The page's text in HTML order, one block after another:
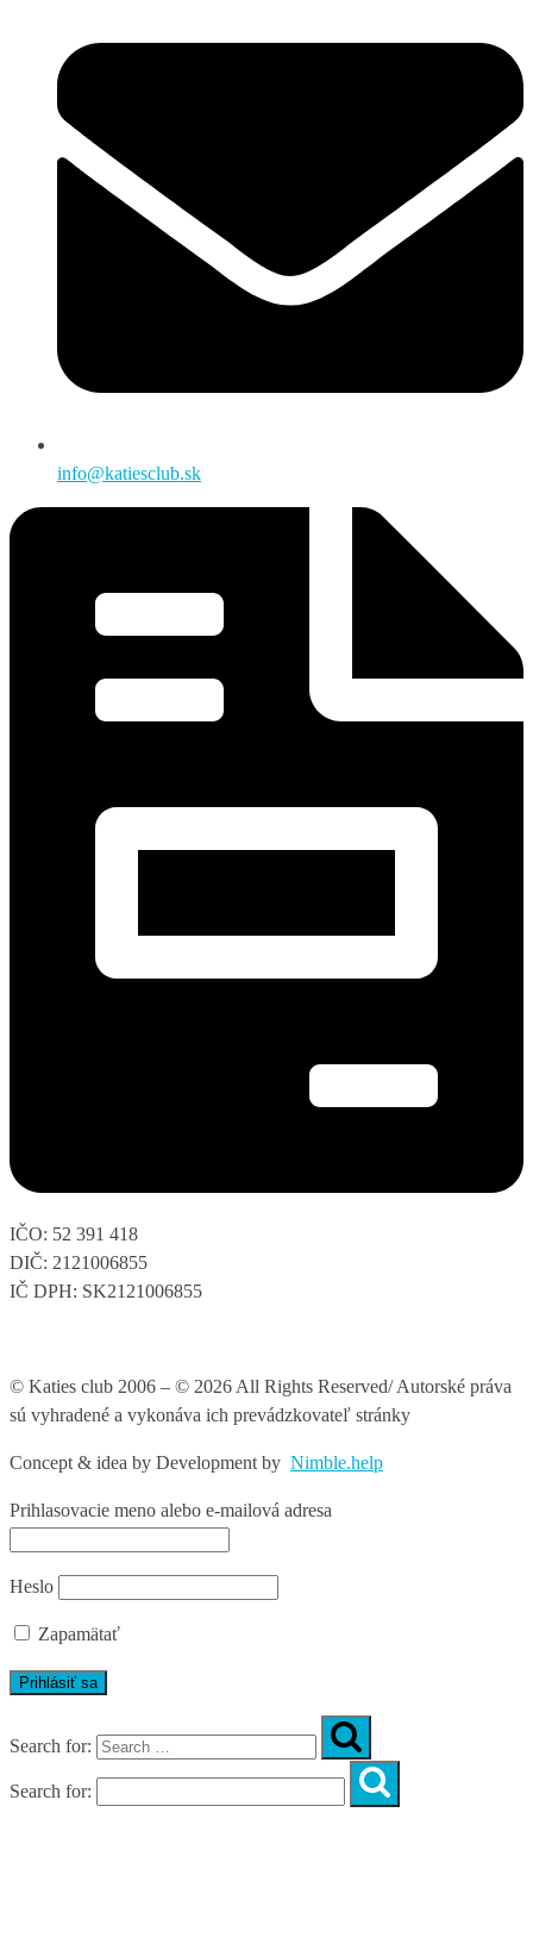
info@katiesclub.sk
IČO: 52 391 418
DIČ: 2121006855
IČ DPH: SK2121006855
© Katies club 2006 – © 2026 All Rights Reserved/ Autorské práva
sú vyhradené a vykonáva ich prevádzkovateľ stránky
Concept & idea by Development by Nimble.help
Prihlasovacie meno alebo e-mailová adresa
Heslo
Zapamätať
Search for:
Search for: